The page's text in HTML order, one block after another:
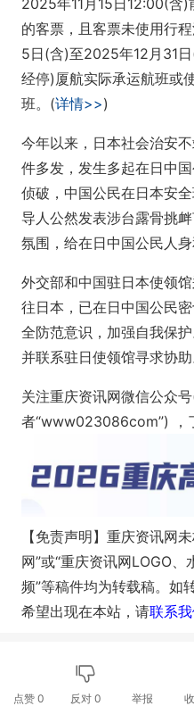
的客票，且客票未使用行
5日(含)至2025年12月31
经停)厦航实际承运航班或
班。(详情>>)
今年以来，日本社会治安
件多发，发生多起在日中
侦破，中国公民在日本安
导人公然发表涉台露骨挑
氛围，给在日中国公民人
外交部和中国驻日本使领
往日本，已在日中国公民
全防范意识，加强自我保
并联系驻日使领馆寻求协助
关注重庆资讯网微信公众
者“www023086com”) ，
【免责声明】重庆资讯网
网”或“重庆资讯网LOGO
频”等稿件均为转载稿。如
希望出现在本站，请联系
点赞 0 反对 0 举报